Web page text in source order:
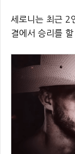
세로니는 최근 2
결에서 승리를